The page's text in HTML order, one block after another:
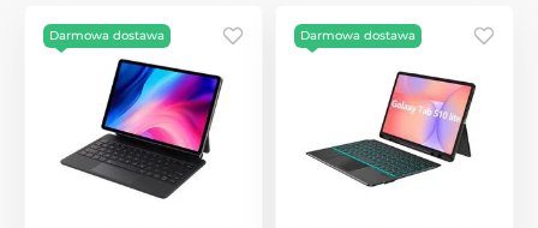
Darmowa dostawa Darmowa dostawa